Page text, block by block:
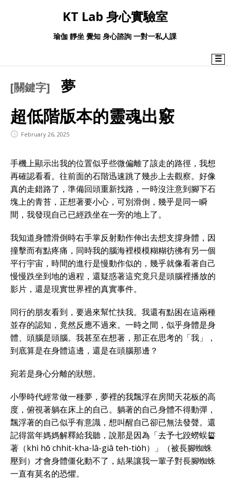
KT Lab 身心實驗室
瑜伽 靜坐 覺知 身心諮詢 一對一私人課
☰
[關鍵字] 夢
超低階版本的靈魂出竅
February 26, 2025
手機上顯示出我的位置似乎些微偏離了該走的路徑，我想
再確認看看。往前面的石階迅速跳了幾步上去觀察。好像
真的走錯路了，準備回頭重新找路，一時沒注意到腳下石
塊上的青苔，正想著要小心，可別滑倒，幾乎是同一瞬
間，我發現自己已經跌坐在一旁的地上了。
我知道身體滑倒時右手掌反射動作伸出去想支撐身體，因
撞擊而有點疼痛，同時我的腦海裡模模糊糊彷彿有另一個
平行宇宙，時間的進行是慢動作似的，幾乎就像看著自己
慢慢跌坐到地的過程，還疑惑著這究竟只是頭腦裡播放的
影片，還是現實世界裡的真實事件。
同行的朋友看到，要過來幫忙扶我。我還有點困在這兩種
並存的認知，竟然反應不過來。一時之間，似乎身體是身
體、頭腦是頭腦。我甚至在想著，那正在思考的「我」，
到底算是在身體這邊，還是在頭腦那邊？
宛若是身心分離的狀態。
小學時代經常做一種夢，夢裡的我飄浮在房間天花板的高
度，俯視著躺在床上的自己。躺著的自己身體不得動彈，
飄浮著的自己似乎有意識，想叫醒自己卻已無法發聲。還
記得當年媽媽解釋給我聽，說那是因為「去予七跤蟧蜈硩
著（khì hō͘ chhit-kha-lâ-giâ teh-tio̍h）」（被長腳蜘蛛
壓到）才會身體僵化動不了，結果讓我一輩子對長腳蜘蛛
一直有莫名的恐懼。